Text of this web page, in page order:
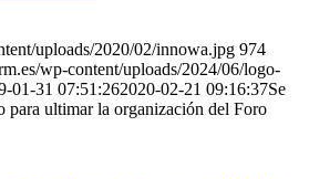
uploads/2020/02/innowa.jpg 974
wp-content/uploads/2024/06/logo-
01-31 07:51:262020-02-21 09:16:37Se
para ultimar la organización del Foro